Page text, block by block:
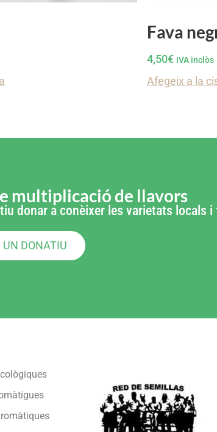
Fava
4,50€ IVA inclòs
Afegeix a la
multiplicació de llavors
donar a conèixer les varietats locals
UN DONATIU